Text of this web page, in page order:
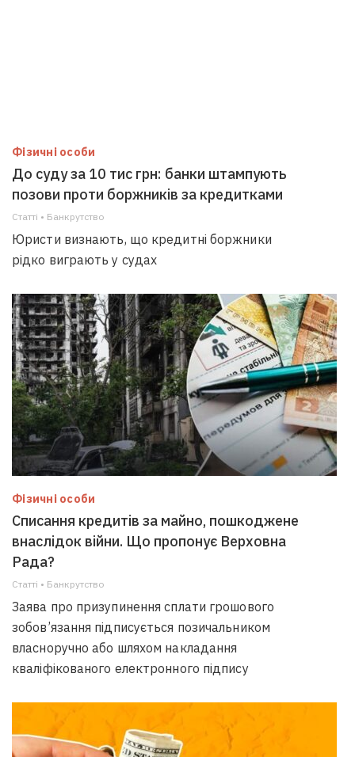
Фізичні особи
До суду за 10 тис грн: банки штампують
позови проти боржників за кредитками
Статті • Банкрутство
Юристи визнають, що кредитні боржники
рідко виграють у судах
Фізичні особи
Списання кредитів за майно, пошкоджене
внаслідок війни. Що пропонує Верховна
Рада?
Статті • Банкрутство
Заява про призупинення сплати грошового
зобов’язання підписується позичальником
власноручно або шляхом накладання
кваліфікованого електронного підпису